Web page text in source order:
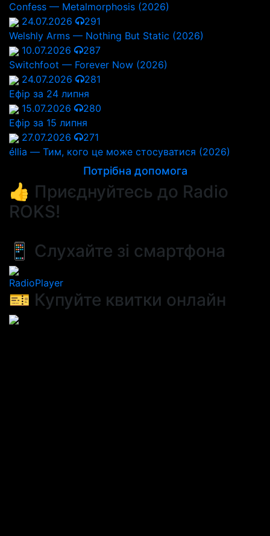
Confess — Metalmorphosis (2026)
24.07.2026
291
Welshly Arms — Nothing But Static (2026)
10.07.2026
287
Switchfoot — Forever Now (2026)
24.07.2026
281
Ефір за 24 липня
15.07.2026
280
Ефір за 15 липня
27.07.2026
271
éllia — Тим, кого це може стосуватися (2026)
Потрібна допомога
👍 Приєднуйтесь до Radio
ROKS!
📱 Слухайте зі смартфона
RadioPlayer
🎫 Купуйте квитки онлайн